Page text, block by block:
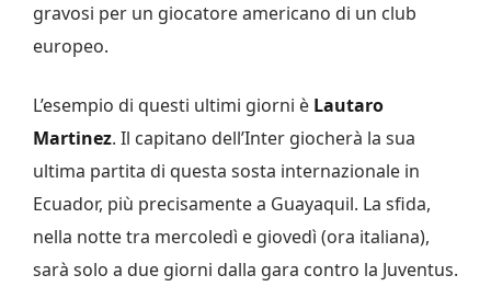
gravosi per un giocatore americano di un club
europeo.
L’esempio di questi ultimi giorni è Lautaro
Martinez. Il capitano dell’Inter giocherà la sua
ultima partita di questa sosta internazionale in
Ecuador, più precisamente a Guayaquil. La sfida,
nella notte tra mercoledì e giovedì (ora italiana),
sarà solo a due giorni dalla gara contro la Juventus.